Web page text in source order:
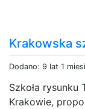
Krakowska
Dodano: 9 lat 1
Szkoła rysunku
Krakowie,